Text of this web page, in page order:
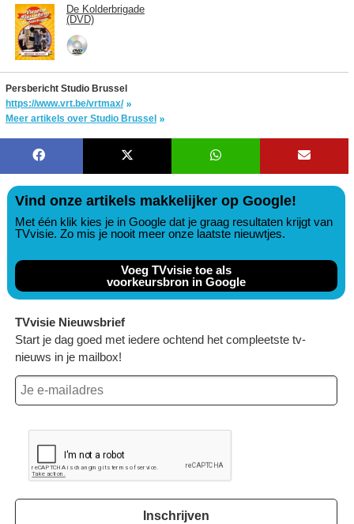
De Kolderbrigade
(DVD)
Persbericht Studio Brussel
https://www.vrt.be/vrtmax/
Meer artikels over Studio Brussel
Vind onze artikels makkelijker op Google!
Met één klik kies je in Google dat je graag resultaten krijgt van
TVvisie. Zo mis je nooit meer onze laatste nieuwtjes.
Voeg TVvisie toe als
voorkeursbron in Google
TVvisie Nieuwsbrief
Start je dag goed met iedere ochtend het compleetste tv-
nieuws in je mailbox!
Inschrijven